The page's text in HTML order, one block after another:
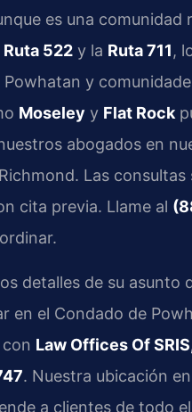
es una comunidad
Ruta 522 y la Ruta 711,
Powhatan y
Moseley y Flat Rock
abogados en
Las consultas
cita previa. Llame al
detalles de su asunto
en el Condado de
Law Offices Of
. Nuestra ubicación en
a clientes de todo